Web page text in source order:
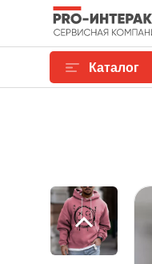
Каталог